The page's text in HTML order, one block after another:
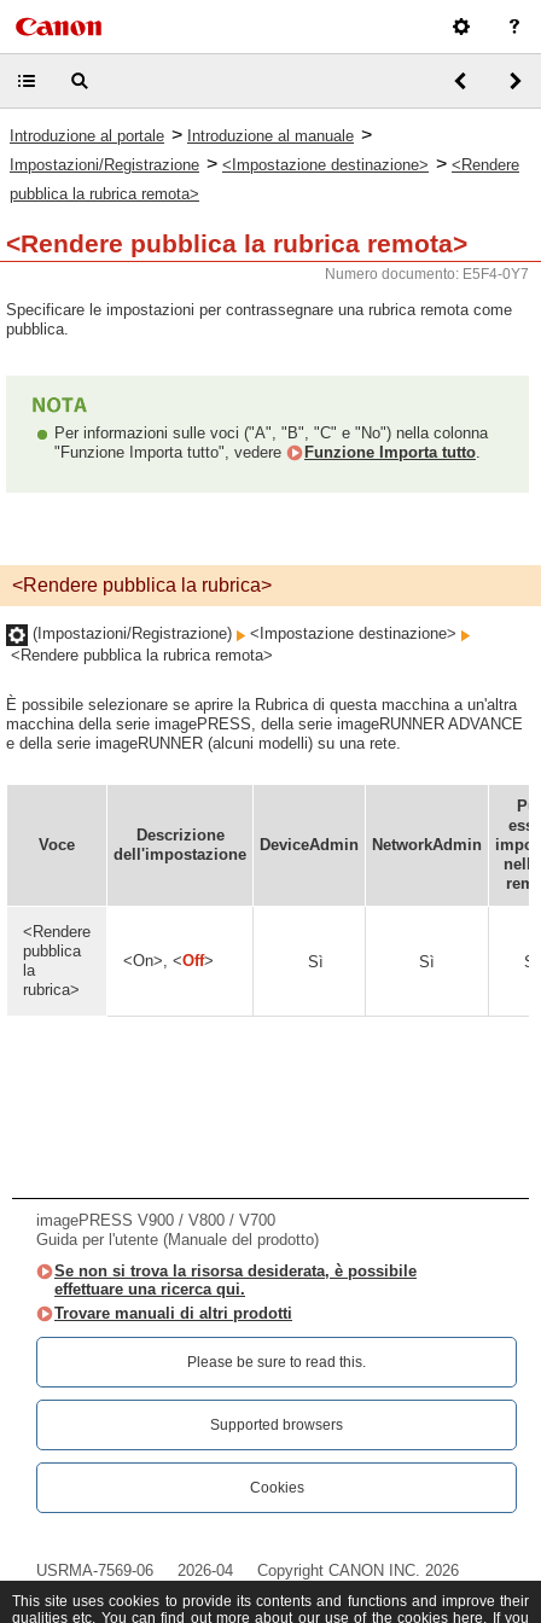
Introduzione al portale > Introduzione al manuale >
Impostazioni/Registrazione > <Impostazione destinazione> > <Rendere
pubblica la rubrica remota>
<Rendere pubblica la rubrica remota>
Numero documento: E5F4-0Y7
Specificare le impostazioni per contrassegnare una rubrica remota come
pubblica.
Per informazioni sulle voci ("A", "B", "C" e "No") nella colonna
"Funzione Importa tutto", vedere
Funzione Importa tutto.
<Rendere pubblica la rubrica>
(Impostazioni/Registrazione)
<Impostazione destinazione>
<Rendere pubblica la rubrica remota>
È possibile selezionare se aprire la Rubrica di questa macchina a un'altra
macchina della serie imagePRESS, della serie imageRUNNER ADVANCE
e della serie imageRUNNER (alcuni modelli) su una rete.
Voce
Descrizione
dell'impostazione
DeviceAdmin NetworkAdmin
<Rendere
pubblica
la
rubrica>
<On>, <Off> Sì Sì Sì
imagePRESS V900 / V800 / V700
Guida per l'utente (Manuale del prodotto)
Se non si trova la risorsa desiderata, è possibile
effettuare una ricerca qui.
Trovare manuali di altri prodotti
Please be sure to read this.‎
Supported browsers
Cookies
USRMA-7569-06 2026-04 Copyright CANON INC. 2026
This site uses cookies to provide its contents and functions and improve their
qualities etc. You can find out more about our use of the cookies here. If you